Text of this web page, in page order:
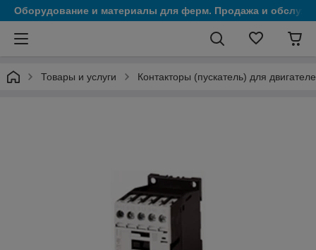
Оборудование и материалы для ферм. Продажа и
Товары и услуги Контакторы (пускатель) для